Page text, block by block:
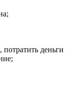
потратить деньги